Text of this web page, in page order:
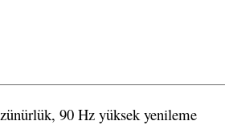
90 Hz yüksek yenileme